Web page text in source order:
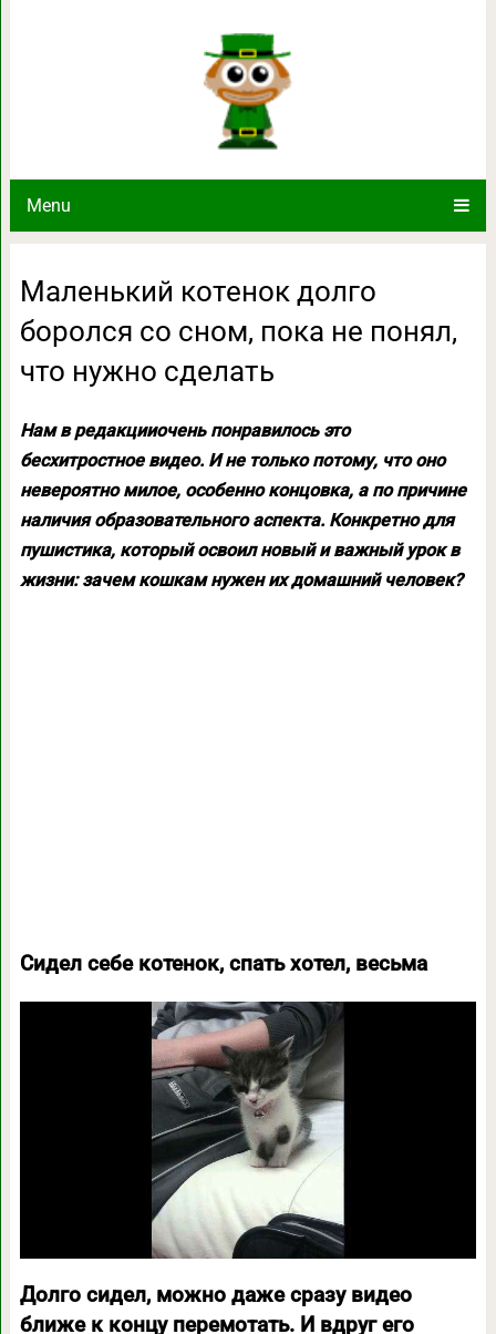
Menu
Маленький котенок долго
Маленький котенок долго
боролся со сном, пока не понял,
что нужно сделать
Нам в редакцииочень понравилось это
бесхитростное видео. И не только потому, что оно
невероятно милое, особенно концовка, а по причине
наличия образовательного аспекта. Конкретно для
пушистика, который освоил новый и важный урок в
жизни: зачем кошкам нужен их домашний человек?
Сидел себе котенок, спать хотел, весьма
Долго сидел, можно даже сразу видео
ближе к концу перемотать. И вдруг его